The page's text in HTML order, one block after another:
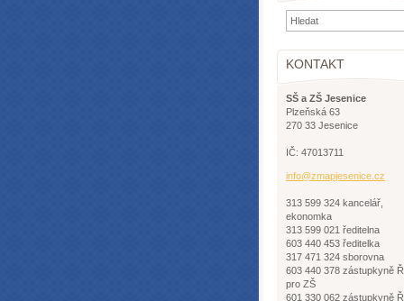
KONTAKT
SŠ a ZŠ Jesenice
Plzeňská 63
270 33 Jesenice
IČ: 47013711
info@zmapjesenice.cz
313 599 324 kancelář,
ekonomka
313 599 021 ředitelna
603 440 453 ředitelka
317 471 324 sborovna
603 440 378 zástupkyně
pro ZŠ
601 330 062 zástupkyně